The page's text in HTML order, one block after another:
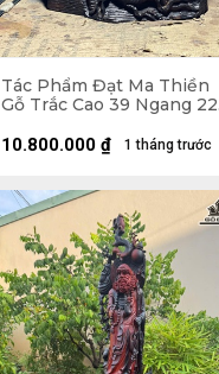
Tác Phẩm Đạt Ma Thiền
Gỗ Trắc Cao 39 Ngang 22
1 tháng trước
10.800.000 ₫